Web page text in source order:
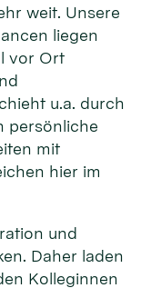
weit. Unsere
liegen
vor Ort
u.a. durch
persönliche
mit
hier im
und
Daher laden
Kolleginnen